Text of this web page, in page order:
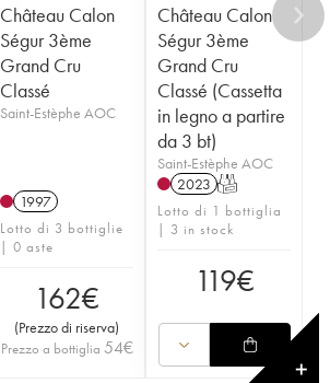
Château Calon
Ségur 3ème
Grand Cru
Classé
Saint-Estèphe AOC
1997
Lotto di 3 bottiglie
| 0 aste
162€
(Prezzo di riserva)
Prezzo a bottiglia 54€
Château Calon
Ségur 3ème
Grand Cru
Classé (Cassetta
in legno a partire
da 3 bt)
Saint-Estèphe AOC
2023 T
Lotto di 1 bottiglia
| 3 in stock
119€
✕